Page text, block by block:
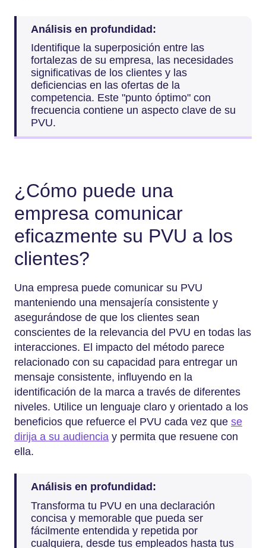
Análisis en profundidad:
Identifique la superposición entre las
fortalezas de su empresa, las necesidades
significativas de los clientes y las
deficiencias en las ofertas de la
competencia. Este "punto óptimo" con
frecuencia contiene un aspecto clave de su
PVU.
¿Cómo puede una
empresa comunicar
eficazmente su PVU a los
clientes?
Una empresa puede comunicar su PVU
manteniendo una mensajería consistente y
asegurándose de que los clientes sean
conscientes de la relevancia del PVU en todas las
interacciones. El impacto del método parece
relacionado con su capacidad para entregar un
mensaje consistente, influyendo en la
identificación de la marca a través de diferentes
niveles. Utilice un lenguaje claro y orientado a los
beneficios que refuerce el PVU cada vez que se
dirija a su audiencia y permita que resuene con
ella.
Análisis en profundidad:
Transforma tu PVU en una declaración
concisa y memorable que pueda ser
fácilmente entendida y repetida por
cualquiera, desde tus empleados hasta tus